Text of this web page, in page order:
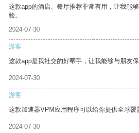
这款app的酒店、餐厅推荐非常有用，让我能
验。
2024-07-30
游客
这款app是我社交的好帮手，让我能够与朋友
2024-07-30
游客
这款加速器VPM应用程序可以给你提供全球覆
2024-07-30